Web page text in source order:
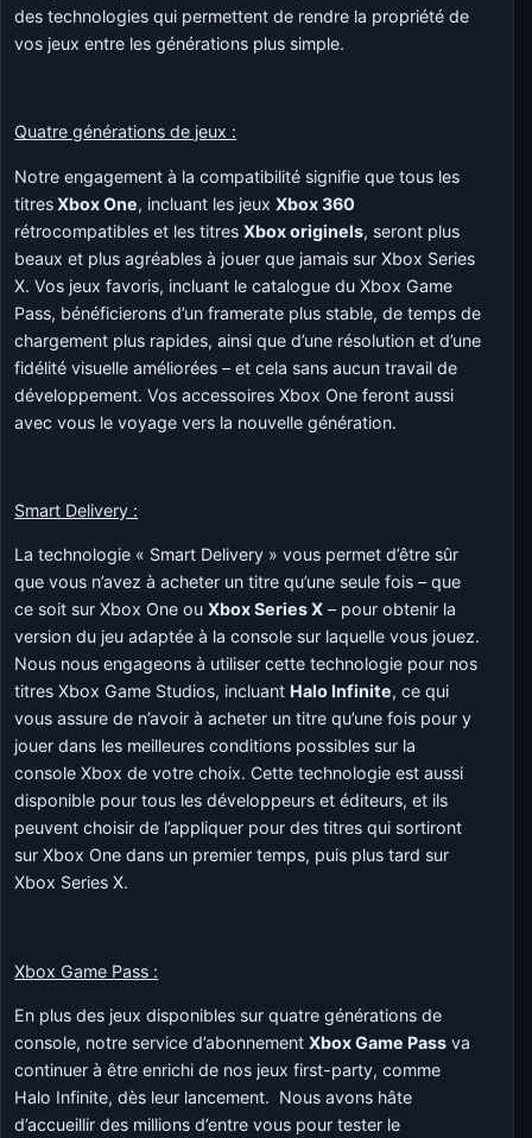
des technologies qui permettent de rendre la propriété de
vos jeux entre les générations plus simple.
Quatre générations de jeux :
Notre engagement à la compatibilité signifie que tous les
titresXbox One, incluant les jeuxXbox 360
rétrocompatibles et les titresXbox originels, seront plus
beaux et plus agréables à jouer que jamais sur Xbox Series
X. Vos jeux favoris, incluant le catalogue du Xbox Game
Pass, bénéficierons d’un framerate plus stable, de temps de
chargement plus rapides, ainsi que d’une résolution et d’une
fidélité visuelle améliorées – et cela sans aucun travail de
développement. Vos accessoires Xbox One feront aussi
avec vous le voyage vers la nouvelle génération.
Smart Delivery :
La technologie « Smart Delivery » vous permet d’être sûr
que vous n’avez à acheter un titre qu’une seule fois – que
ce soit sur Xbox One ouXbox Series X – pour obtenir la
version du jeu adaptée à la console sur laquelle vous jouez.
Nous nous engageons à utiliser cette technologie pour nos
titres Xbox Game Studios, incluant Halo Infinite, ce qui
vous assure de n’avoir à acheter un titre qu’une fois pour y
jouer dans les meilleures conditions possibles sur la
console Xbox de votre choix. Cette technologie est aussi
disponible pour tous les développeurs et éditeurs, et ils
peuvent choisir de l’appliquer pour des titres qui sortiront
sur Xbox One dans un premier temps, puis plus tard sur
Xbox Series X.
Xbox Game Pass :
En plus des jeux disponibles sur quatre générations de
console, notre service d’abonnementXbox Game Pass va
continuer à être enrichi de nos jeux first-party, comme
Halo Infinite, dès leur lancement. Nous avons hâte
d’accueillir des millions d’entre vous pour tester le